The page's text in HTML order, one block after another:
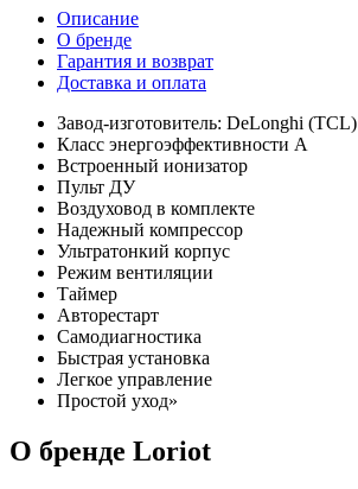
Описание
О бренде
Гарантия и возврат
Доставка и оплата
Завод-изготовитель: DeLonghi (TCL)
Класс энергоэффективности А
Встроенный ионизатор
Пульт ДУ
Воздуховод в комплекте
Надежный компрессор
Ультратонкий корпус
Режим вентиляции
Таймер
Авторестарт
Самодиагностика
Быстрая установка
Легкое управление
Простой уход»
О бренде Loriot